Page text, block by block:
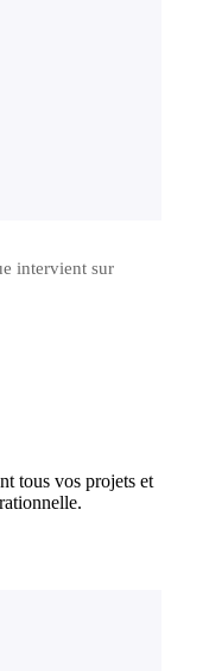
intervient sur
tous vos projets et